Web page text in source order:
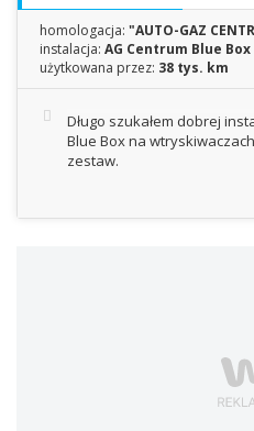
homologacja: "AUTO-GAZ
instalacja: AG Centrum Blue Box
użytkowana przez: 38 tys. km
Długo szukałem dobrej
Blue Box na
zestaw.